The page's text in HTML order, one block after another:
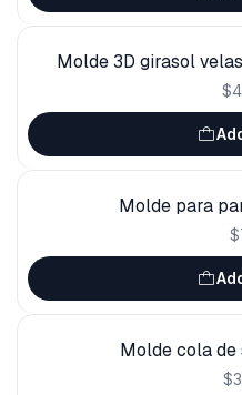
Molde 3D girasol
Molde para
Molde cola de